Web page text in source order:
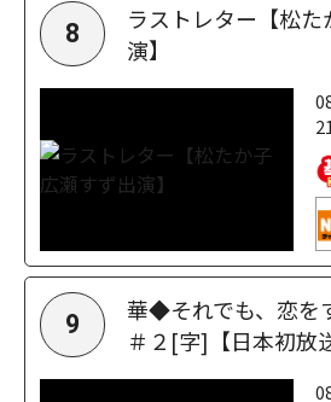
8
ラストレター【松
演】
9
華◆それでも、恋を
＃２[字]【日本初放